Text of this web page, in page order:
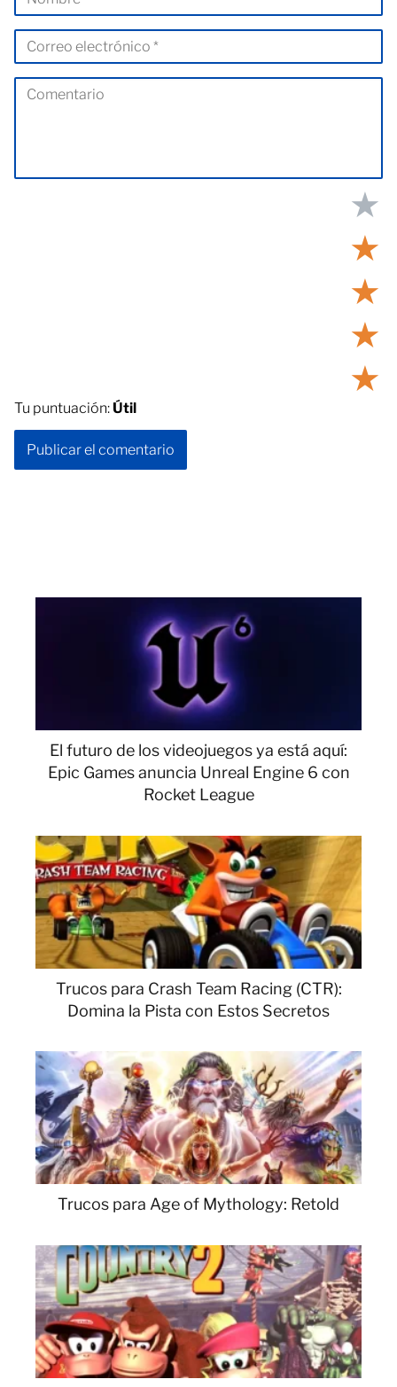
★
★
★
★
★
Tu puntuación: Útil
El futuro de los videojuegos ya está aquí:
Epic Games anuncia Unreal Engine 6 con
Rocket League
Trucos para Crash Team Racing (CTR):
Domina la Pista con Estos Secretos
Trucos para Age of Mythology: Retold